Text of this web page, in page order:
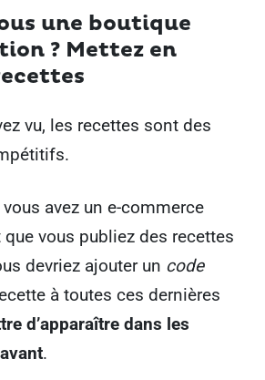
une boutique
? Mettez en
vu, les recettes sont des
vous avez un e-commerce
que vous publiez des recettes
devriez ajouter un code
à toutes ces dernières
d’apparaître dans les
.